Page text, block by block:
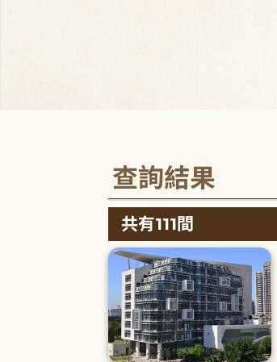
查詢結果
共有111間